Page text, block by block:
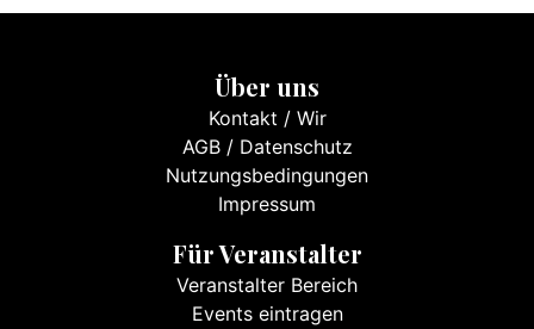
Über uns
Kontakt / Wir
AGB/ Datenschutz
Nutzungsbedingungen
Impressum
Für Veranstalter
Veranstalter Bereich
Events eintragen